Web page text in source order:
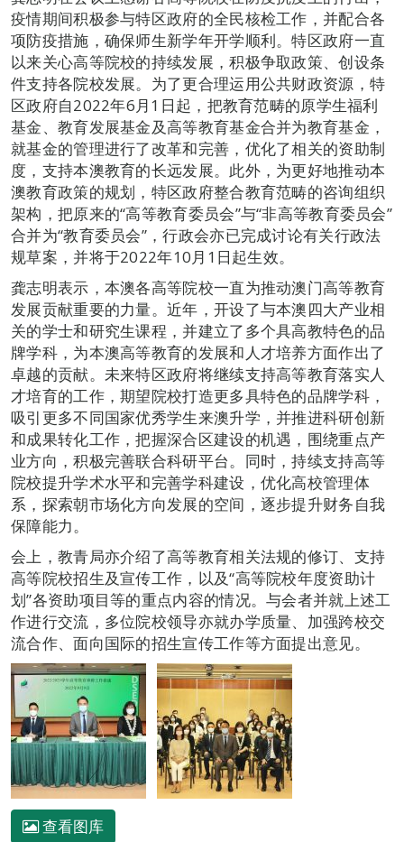
疫情期间积极参与特区政府的全民核检工作，并配合各
项防疫措施，确保师生新学年开学顺利。特区政府一直
以来关心高等院校的持续发展，积极争取政策、创设条
件支持各院校发展。为了更合理运用公共财政资源，特
区政府自2022年6月1日起，把教育范畴的原学生福利
基金、教育发展基金及高等教育基金合并为教育基金，
就基金的管理进行了改革和完善，优化了相关的资助制
度，支持本澳教育的长远发展。此外，为更好地推动本
澳教育政策的规划，特区政府整合教育范畴的咨询组织
架构，把原来的“高等教育委员会”与“非高等教育委员会”
合并为“教育委员会”，行政会亦已完成讨论有关行政法
规草案，并将于2022年10月1日起生效。
龚志明表示，本澳各高等院校一直为推动澳门高等教育
发展贡献重要的力量。近年，开设了与本澳四大产业相
关的学士和研究生课程，并建立了多个具高教特色的品
牌学科，为本澳高等教育的发展和人才培养方面作出了
卓越的贡献。未来特区政府将继续支持高等教育落实人
才培育的工作，期望院校打造更多具特色的品牌学科，
吸引更多不同国家优秀学生来澳升学，并推进科研创新
和成果转化工作，把握深合区建设的机遇，围绕重点产
业方向，积极完善联合科研平台。同时，持续支持高等
院校提升学术水平和完善学科建设，优化高校管理体
系，探索朝市场化方向发展的空间，逐步提升财务自我
保障能力。
会上，教青局亦介绍了高等教育相关法规的修订、支持
高等院校招生及宣传工作，以及“高等院校年度资助计
划”各资助项目等的重点内容的情况。与会者并就上述工
作进行交流，多位院校领导亦就办学质量、加强跨校交
流合作、面向国际的招生宣传工作等方面提出意见。
查看图库